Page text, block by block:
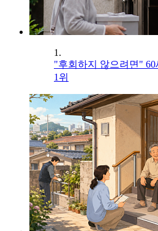
1.
"후회하지 않으려면"
1위